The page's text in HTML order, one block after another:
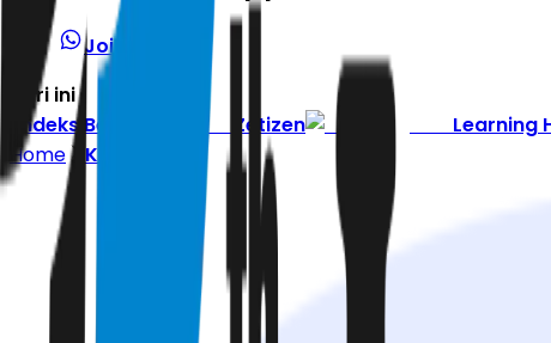
Join Channel
Hari ini
Indeks Berita Zetizen Learning
Home
Kasuistika